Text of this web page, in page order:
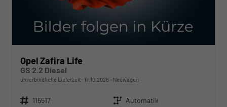
Opel Zafira Life
GS 2.2 Diesel
unverbindliche Lieferzeit: 17.10.2026 Neuwagen
Fahrzeugnr. 115517 Getriebe Automatik